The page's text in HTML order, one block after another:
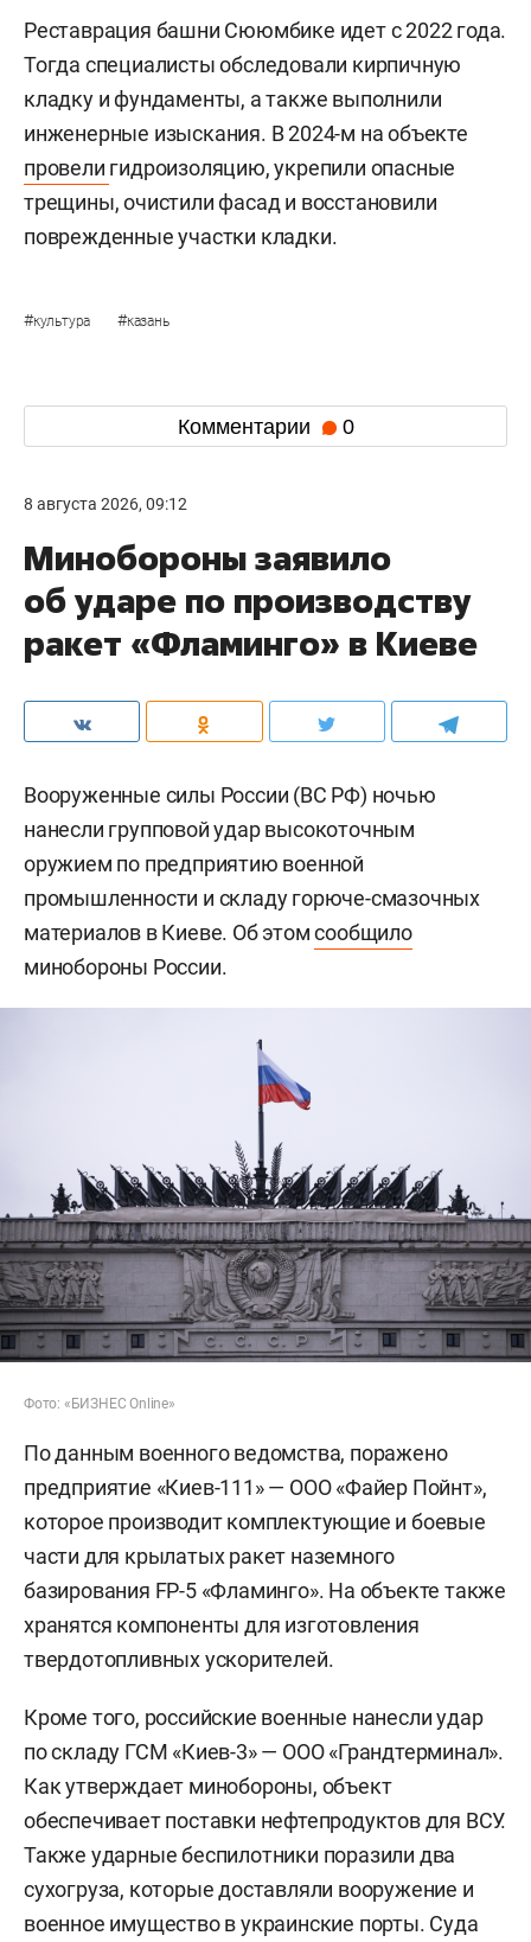
Реставрация башни Сююмбике идет с 2022 года.
Тогда специалисты обследовали кирпичную
кладку и фундаменты, а также выполнили
инженерные изыскания. В 2024-м на объекте
провели гидроизоляцию, укрепили опасные
трещины, очистили фасад и восстановили
поврежденные участки кладки.
#культура #казань
Комментарии 0
8 августа 2026, 09:12
Минобороны заявило
об ударе по производству
ракет «Фламинго» в Киеве
Вооруженные силы России (ВС РФ) ночью
нанесли групповой удар высокоточным
оружием по предприятию военной
промышленности и складу горюче-смазочных
материалов в Киеве. Об этомсообщило
минобороны России.
Фото: «БИЗНЕС Online»
По данным военного ведомства, поражено
предприятие «Киев-111» — ООО «Файер Пойнт»,
которое производит комплектующие и боевые
части для крылатых ракет наземного
базирования FP-5 «Фламинго». На объекте также
хранятся компоненты для изготовления
твердотопливных ускорителей.
Кроме того, российские военные нанесли удар
по складу ГСМ «Киев-3» — ООО «Грандтерминал».
Как утверждает минобороны, объект
обеспечивает поставки нефтепродуктов для ВСУ.
Также ударные беспилотники поразили два
сухогруза, которые доставляли вооружение и
военное имущество в украинские порты. Суда